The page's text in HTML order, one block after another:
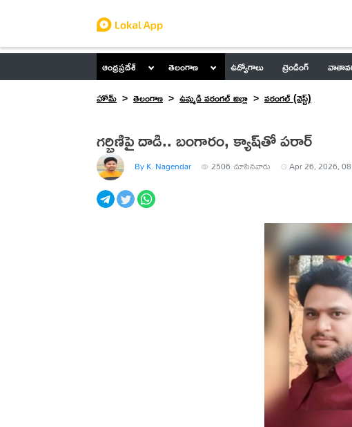
ఆంధ్రప్రదేశ్ తెలంగాణ ఉద్యోగాలు ట్రెండింగ్
హోమ్
తెలంగాణ ఉమ్మడి వరంగల్ జిల్లా వరంగల్ (వెస్ట్)
గర్భిణిపై దాడి.. బంగారం, క్యాష్‌తో పరార్
By K. Nagendar 2506 చూసినవారు Apr 26, 2026,